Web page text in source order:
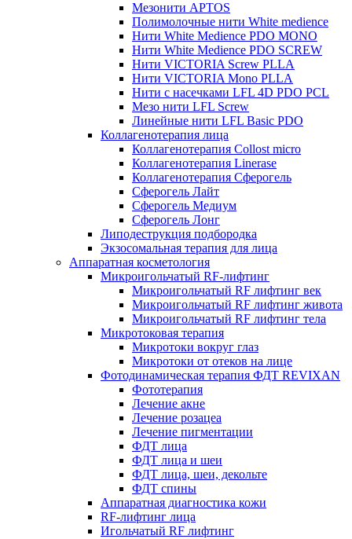
Мезонити APTOS
Полимолочные нити White medience
Нити White Medience PDO MONO
Нити White Medience PDO SCREW
Нити VICTORIA Screw PLLA
Нити VICTORIA Mono PLLA
Нити с насечками LFL 4D PDO PCL
Мезо нити LFL Screw
Линейные нити LFL Basic PDO
Коллагенотерапия лица
Коллагенотерапия Collost micro
Коллагенотерапия Linerase
Коллагенотерапия Сферогель
Сферогель Лайт
Сферогель Медиум
Сферогель Лонг
Липодеструкция подбородка
Экзосомальная терапия для лица
Аппаратная косметология
Микроигольчатый RF-лифтинг
Микроигольчатый RF лифтинг век
Микроигольчатый RF лифтинг живота
Микроигольчатый RF лифтинг тела
Микротоковая терапия
Микротоки вокруг глаз
Микротоки от отеков на лице
Фотодинамическая терапия ФДТ REVIXAN
Фототерапия
Лечение акне
Лечение розацеа
Лечение пигментации
ФДТ лица
ФДТ лица и шеи
ФДТ лица, шеи, декольте
ФДТ спины
Аппаратная диагностика кожи
RF-лифтинг лица
Игольчатый RF лифтинг